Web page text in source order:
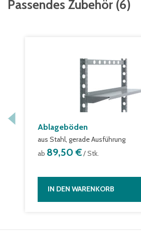
Passendes Zubehör (6)
Ablageböden
aus Stahl, gerade Ausführung
ab 89,50 €/ Stk.
IN DEN WARENKORB